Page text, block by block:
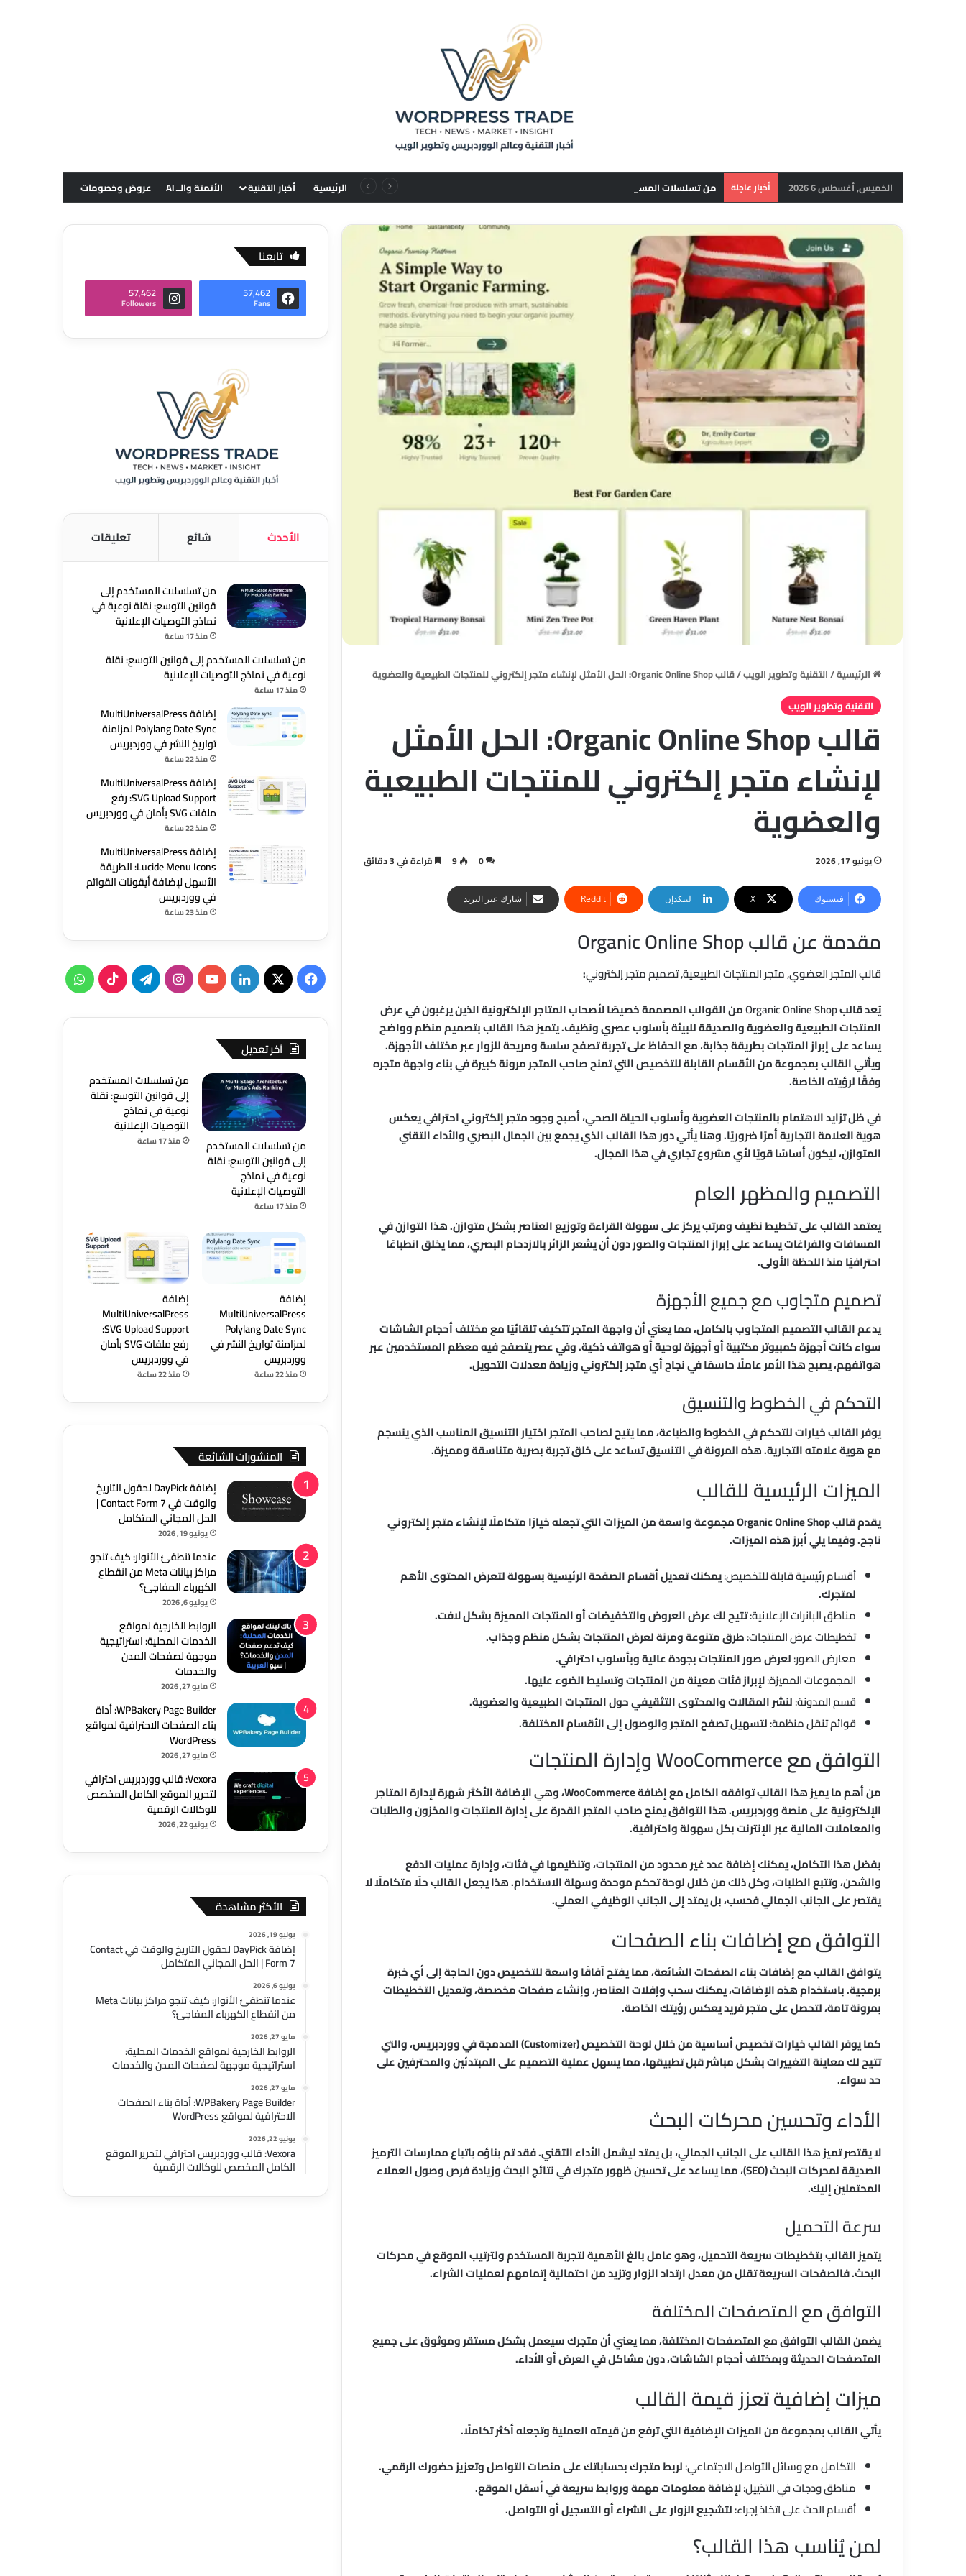
الخميس, أغسطس 6 2026 أخبار عاجلة الرئيسية أخبار التقنية الأتمتة والــ AI عروض وخصومات
الرئيسية/التقنية وتطوير الويب/قالب Organic Online Shop: الحل الأمثل لإنشاء متجر إلكتروني للمنتجات الطبيعية والعضوية
التقنية وتطوير الويب
قالب Organic Online Shop: الحل الأمثل
لإنشاء متجر إلكتروني للمنتجات الطبيعية
والعضوية
يونيو 17, 2026 0
9 قراءة في 3 دقائق
فيسبوك ‫X لينكدإن شارك عبر البريد
مقدمة عن قالب Organic Online Shop
قالب المتجر العضوي, متجر المنتجات الطبيعية, تصميم متجر إلكتروني:
يُعد قالبOrganic Online Shopمن القوالب المصممة خصيصًا لأصحاب المتاجر الإلكترونية الذين يرغبون في عرض
المنتجات الطبيعية والعضوية والصديقة للبيئة بأسلوب عصري ونظيف. يتميز هذا القالب بتصميم منظم وواضح
يساعد على إبراز المنتجات بطريقة جذابة، مع الحفاظ على تجربة تصفح سلسة ومريحة للزوار عبر مختلف الأجهزة.
ويأتي القالب بمجموعة من الأقسام القابلة للتخصيص التي تمنح صاحب المتجر مرونة كبيرة في بناء واجهة متجره
وفقًا لرؤيته الخاصة.
في ظل تزايد الاهتمام بالمنتجات العضوية وأسلوب الحياة الصحي، أصبح وجود متجر إلكتروني احترافي يعكس
هوية العلامة التجارية أمرًا ضروريًا. وهنا يأتي دور هذا القالب الذي يجمع بين الجمال البصري والأداء التقني
المتوازن، ليكون أساسًا قويًا لأي مشروع تجاري في هذا المجال.
التصميم والمظهر العام
يعتمد القالب على تخطيط نظيف ومرتب يركز على سهولة القراءة وتوزيع العناصر بشكل متوازن. هذا التوازن في
المسافات والفراغات يساعد على إبراز المنتجات والصور دون أن يشعر الزائر بالازدحام البصري، مما يخلق انطباعًا
احترافيًا منذ اللحظة الأولى.
تصميم متجاوب مع جميع الأجهزة
يدعم القالب التصميم المتجاوب بالكامل، مما يعني أن واجهة المتجر تتكيف تلقائيًا مع مختلف أحجام الشاشات
سواء كانت أجهزة كمبيوتر مكتبية أو أجهزة لوحية أو هواتف ذكية. وفي عصر يتصفح فيه معظم المستخدمين عبر
هواتفهم، يصبح هذا الأمر عاملًا حاسمًا في نجاح أي متجر إلكتروني وزيادة معدلات التحويل.
التحكم في الخطوط والتنسيق
يوفر القالب خيارات للتحكم في الخطوط والطباعة، مما يتيح لصاحب المتجر اختيار التنسيق المناسب الذي ينسجم
مع هوية علامته التجارية. هذه المرونة في التنسيق تساعد على خلق تجربة بصرية متناسقة ومميزة.
الميزات الرئيسية للقالب
يقدم قالب Organic Online Shop مجموعة واسعة من الميزات التي تجعله خيارًا متكاملًا لإنشاء متجر إلكتروني
ناجح. وفيما يلي أبرز هذه الميزات.
أقسام رئيسية قابلة للتخصيص:يمكنك تعديل أقسام الصفحة الرئيسية بسهولة لتعرض المحتوى الأهم
لمتجرك.
مناطق البانرات الإعلانية:تتيح لك عرض العروض والتخفيضات أو المنتجات المميزة بشكل لافت.
تخطيطات عرض المنتجات:طرق متنوعة ومرنة لعرض المنتجات بشكل منظم وجذاب.
معارض الصور:لعرض صور المنتجات بجودة عالية وبأسلوب احترافي.
المجموعات المميزة:لإبراز فئات معينة من المنتجات وتسليط الضوء عليها.
قسم المدونة:لنشر المقالات والمحتوى التثقيفي حول المنتجات الطبيعية والعضوية.
قوائم تنقل منظمة:لتسهيل تصفح المتجر والوصول إلى الأقسام المختلفة.
التوافق مع WooCommerce وإدارة المنتجات
من أهم ما يميز هذا القالب توافقه الكامل مع إضافة WooCommerce، وهي الإضافة الأكثر شهرة لإدارة المتاجر
الإلكترونية على منصة ووردبريس. هذا التوافق يمنح صاحب المتجر القدرة على إدارة المنتجات والمخزون والطلبات
والمعاملات المالية عبر الإنترنت بكل سهولة واحترافية.
بفضل هذا التكامل، يمكنك إضافة عدد غير محدود من المنتجات، وتنظيمها في فئات، وإدارة عمليات الدفع
والشحن، وتتبع الطلبات، وكل ذلك من خلال لوحة تحكم موحدة وسهلة الاستخدام. هذا يجعل القالب حلًا متكاملًا لا
يقتصر على الجانب الجمالي فحسب، بل يمتد إلى الجانب الوظيفي العملي.
التوافق مع إضافات بناء الصفحات
يتوافق القالب مع إضافات بناء الصفحات الشائعة، مما يفتح آفاقًا واسعة للتخصيص دون الحاجة إلى أي خبرة
برمجية. باستخدام هذه الإضافات، يمكنك سحب وإفلات العناصر، وإنشاء صفحات مخصصة، وتعديل التخطيطات
بمرونة تامة، لتحصل على متجر فريد يعكس رؤيتك الخاصة.
كما يوفر القالب خيارات تخصيص أساسية من خلال لوحة التخصيص (Customizer) المدمجة في ووردبريس، والتي
تتيح لك معاينة التغييرات بشكل مباشر قبل تطبيقها، مما يسهل عملية التصميم على المبتدئين والمحترفين على
حد سواء.
الأداء وتحسين محركات البحث
لا يقتصر تميز هذا القالب على الجانب الجمالي، بل يمتد ليشمل الأداء التقني. فقد تم بناؤه باتباع ممارسات الترميز
الصديقة لمحركات البحث (SEO)، مما يساعد على تحسين ظهور متجرك في نتائج البحث وزيادة فرص وصول العملاء
المحتملين إليك.
سرعة التحميل
يتميز القالب بتخطيطات سريعة التحميل، وهو عامل بالغ الأهمية لتجربة المستخدم ولترتيب الموقع في محركات
البحث. فالصفحات السريعة تقلل من معدل ارتداد الزوار وتزيد من احتمالية إتمامهم لعمليات الشراء.
التوافق مع المتصفحات المختلفة
يضمن القالب التوافق مع المتصفحات المختلفة، مما يعني أن متجرك سيعمل بشكل مستقر وموثوق على جميع
المتصفحات الحديثة وبمختلف أحجام الشاشات، دون مشاكل في العرض أو الأداء.
ميزات إضافية تعزز قيمة القالب
يأتي القالب بمجموعة من الميزات الإضافية التي ترفع من قيمته العملية وتجعله أكثر تكاملًا.
التكامل مع وسائل التواصل الاجتماعي:لربط متجرك بحساباتك على منصات التواصل وتعزيز حضورك الرقمي.
مناطق ودجات في التذييل:لإضافة معلومات مهمة وروابط سريعة في أسفل الموقع.
أقسام الحث على اتخاذ إجراء:لتشجيع الزوار على الشراء أو التسجيل أو التواصل.
لمن يُناسب هذا القالب؟
تابعنا
57٬462
Fans
57٬462
Followers
الأحدث شائع تعليقات
من تسلسلات المستخدم إلى
قوانين التوسع: نقلة نوعية في
نماذج التوصيات الإعلانية
منذ 17 ساعة
من تسلسلات المستخدم إلى قوانين التوسع: نقلة
نوعية في نماذج التوصيات الإعلانية
منذ 17 ساعة
إضافة MultiUniversalPress
Polylang Date Sync لمزامنة
تواريخ النشر في ووردبريس
منذ 22 ساعة
إضافة MultiUniversalPress
SVG Upload Support: رفع
ملفات SVG بأمان في ووردبريس
منذ 22 ساعة
إضافة MultiUniversalPress
Lucide Menu Icons: الطريقة
الأسهل لإضافة أيقونات القوائم
في ووردبريس
منذ 23 ساعة
فيسبوك
‫X لينكدإن‫YouTubeانستقرامتيلقرام‫TikTokواتساب
آخر تعديل
من تسلسلات المستخدم
إلى قوانين التوسع: نقلة
نوعية في نماذج
التوصيات الإعلانية
منذ 17 ساعة
من تسلسلات المستخدم
إلى قوانين التوسع: نقلة
نوعية في نماذج
التوصيات الإعلانية
منذ 17 ساعة
إضافة
MultiUniversalPress
Polylang Date Sync
لمزامنة تواريخ النشر في
ووردبريس
منذ 22 ساعة
إضافة
MultiUniversalPress
SVG Upload Support:
رفع ملفات SVG بأمان
في ووردبريس
منذ 22 ساعة
المنشورات الشائعة
إضافة DayPick لحقول التاريخ
والوقت في Contact Form 7 |
الحل المجاني المتكامل
يونيو 19, 2026
عندما تنطفئ الأنوار: كيف تنجو
مراكز بيانات Meta من انقطاع
الكهرباء المفاجئ؟
يوليو 6, 2026
الروابط الخارجية لمواقع
الخدمات المحلية: استراتيجية
موجهة لصفحات المدن
والخدمات
مايو 27, 2026
WPBakery Page Builder: أداة
بناء الصفحات الاحترافية لمواقع
WordPress
مايو 27, 2026
Vexora: قالب ووردبريس احترافي
لتحرير الموقع الكامل المخصص
للوكالات الرقمية
يونيو 22, 2026
الأكثر مشاهدة
يونيو 19, 2026
إضافة DayPick لحقول التاريخ والوقت في Contact
Form 7 | الحل المجاني المتكامل
يوليو 6, 2026
عندما تنطفئ الأنوار: كيف تنجو مراكز بيانات Meta
من انقطاع الكهرباء المفاجئ؟
مايو 27, 2026
الروابط الخارجية لمواقع الخدمات المحلية:
استراتيجية موجهة لصفحات المدن والخدمات
مايو 27, 2026
WPBakery Page Builder: أداة بناء الصفحات
الاحترافية لمواقع WordPress
يونيو 22, 2026
Vexora: قالب ووردبريس احترافي لتحرير الموقع
الكامل المخصص للوكالات الرقمية